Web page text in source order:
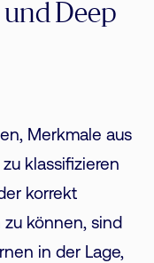
und Deep
Merkmale aus
klassifizieren
korrekt
können, sind
in der Lage,